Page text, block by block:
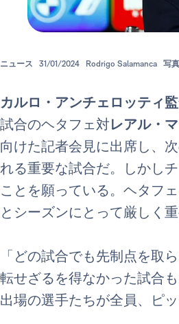
ニュース 31/01/2024 Rodrigo Salamanca 写
カルロ・アンチェロッティ
試合のヘタフェ対レアル・
向けた記者会見に出席し、
れる重要な試合だ。しかし
ことを願っている。ヘタフ
とシーズンにとって厳しく
「どの試合でも先制点を取
転せざるを得なかった試合
出場の選手たちが全員、ピ